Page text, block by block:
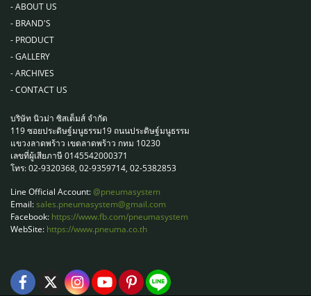
-ABOUT US
- BRAND'S
- PRODUCT
-GALLERY
-ARCHIVES
-CONTACT US
บริษัท นิวม่า ซิสเต็มส์ จำกัด
119 ซอยประดิษฐ์มนูธรรม19 ถนนประดิษฐ์มนูธรรม
แขวงลาดพร้าว เขตลาดพร้าว กทม 10230
เลขที่ผู้เสียภาษี 0145542000371
โทร: 02-9320368, 02-9359714, 02-5382853
Line Official Account:@pneumasystem
Email:sales.pneumasystem@gmail.com
Facebook: https://www.fb.com/pneumasystem
WebSite: https://www.pneuma.co.th